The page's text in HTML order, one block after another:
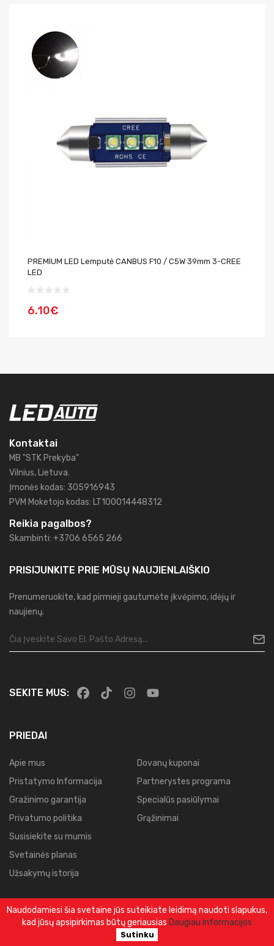
PREMIUM LED Lemputė CANBUS F10 / C5W 39mm 3-CREE
LED
6.10€
Naudodamiesi šia svetaine jūs suteikiate leidimą naudoti slapukus,
kad jūsų apsipirkimas būtų geriausias Daugiau informacijos
Sutinku
Kontaktai
MB "STK Prekyba"
Vilnius, Lietuva.
Įmonės kodas: 305916943
PVM Moketojo kodas: LT100014448312
Reikia pagalbos?
Skambinti: +3706 6565 266
PRISIJUNKITE PRIE MŪSŲ NAUJIENLAIŠKIO
Prenumeruokite, kad pirmieji gautumėte įkvėpimo, idėjų ir
naujienų.
SEKITE MUS:
PRIEDAI
Apie mus
Pristatymo Informacija
Gražinimo garantija
Privatumo politika
Susisiekite su mumis
Svetainės planas
Užsakymų istorija
Dovanų kuponai
Partnerystes programa
Specialūs pasiūlymai
Grąžinimai
© 2025. Visos Teisės Saugomos.